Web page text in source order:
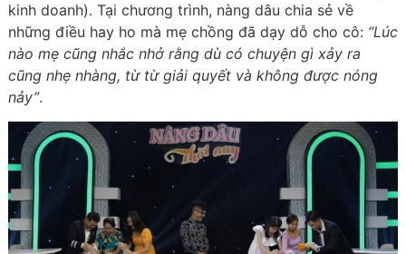
kinh doanh). Tại chương trình, nàng dâu chia sẻ về
những điều hay ho mà mẹ chồng đã dạy dỗ cho cô: “Lúc
nào mẹ cũng nhắc nhở rằng dù có chuyện gì xảy ra
cũng nhẹ nhàng, từ từ giải quyết và không được nóng
nảy”.